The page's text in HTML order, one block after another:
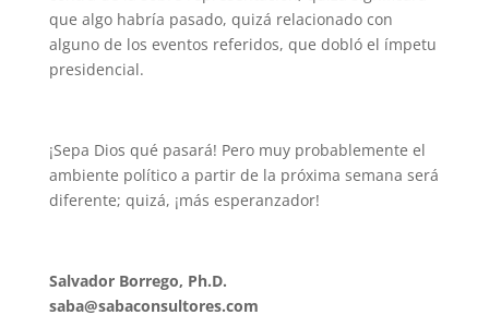
que algo habría pasado, quizá relacionado con
alguno de los eventos referidos, que dobló el ímpetu
presidencial.
¡Sepa Dios qué pasará! Pero muy probablemente el
ambiente político a partir de la próxima semana será
diferente; quizá, ¡más esperanzador!
Salvador Borrego, Ph.D.
saba@sabaconsultores.com